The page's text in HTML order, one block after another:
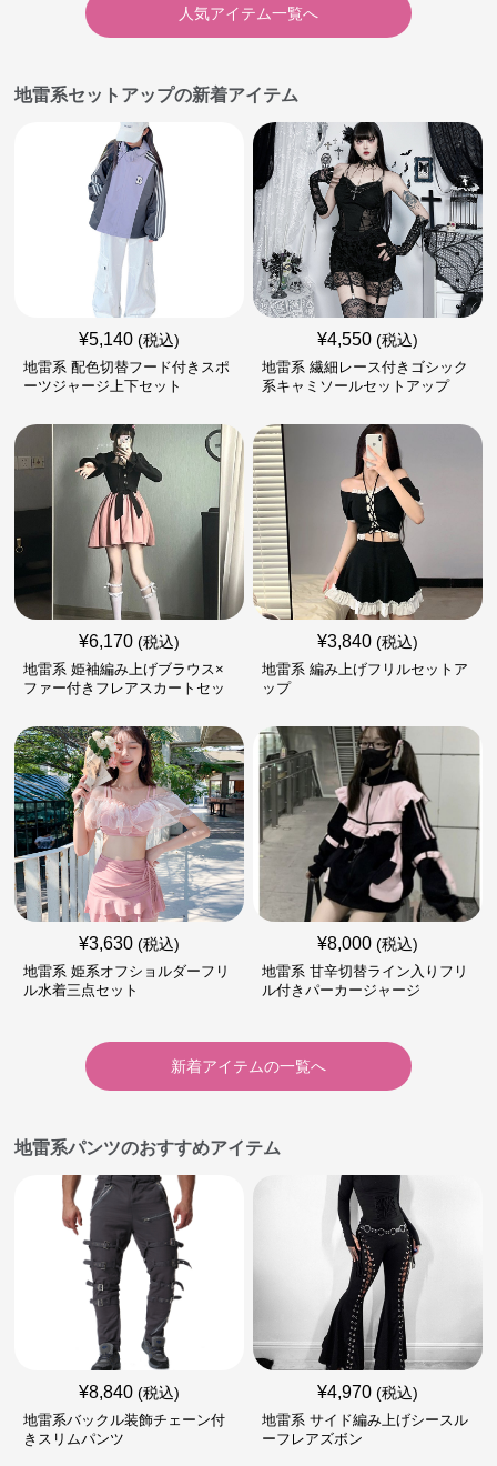
人気アイテム一覧へ
地雷系セットアップの新着アイテム
¥5,140 (税込)
地雷系 配色切替フード付きスポ
ーツジャージ上下セット
¥4,550 (税込)
地雷系 繊細レース付きゴシック
系キャミソールセットアップ
¥6,170 (税込)
地雷系 姫袖編み上げブラウス×
ファー付きフレアスカートセッ
¥3,840 (税込)
地雷系 編み上げフリルセットア
ップ
¥3,630 (税込)
地雷系 姫系オフショルダーフリ
ル水着三点セット
¥8,000 (税込)
地雷系 甘辛切替ライン入りフリ
ル付きパーカージャージ
新着アイテムの一覧へ
地雷系パンツのおすすめアイテム
¥8,840 (税込)
地雷系バックル装飾チェーン付
きスリムパンツ
¥4,970 (税込)
地雷系 サイド編み上げシースル
ーフレアズボン